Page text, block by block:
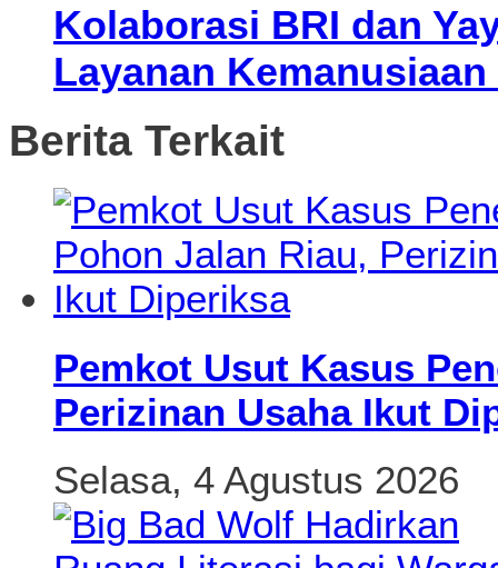
Kolaborasi BRI dan
Layanan
Berita Terkait
Pemkot Usut Kasus
Perizinan Usaha Ikut
Selasa, 4 Agustus 2026